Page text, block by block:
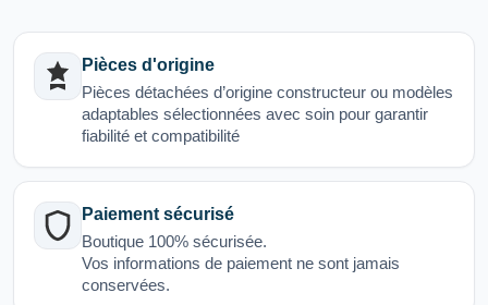
Pièces d'origine
Pièces détachées d’origine constructeur ou modèles
adaptables sélectionnées avec soin pour garantir
fiabilité et compatibilité
Paiement sécurisé
Boutique 100% sécurisée.
Vos informations de paiement ne sont jamais
conservées.